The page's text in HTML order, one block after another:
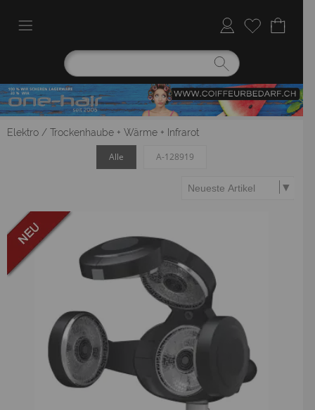
Elektro / Trockenhaube + Wärme + Infrarot
Alle A-128919